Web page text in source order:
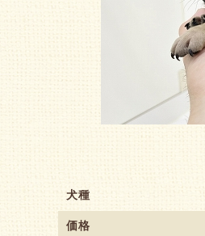
犬種
価格